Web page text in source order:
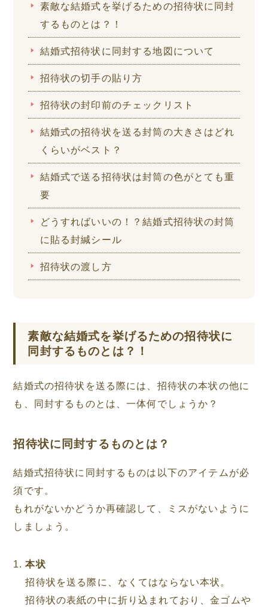
素敵な結婚式を挙げるための招待状に同封
するものとは？！
結婚式招待状に同封する地図について
招待状の切手の貼り方
招待状の封印前のチェックリスト
結婚式の招待状を送る封筒の大きさはどれ
くらいがベスト？
結婚式で送る招待状は封筒の色がとても重
要
どうすればいいの！？結婚式招待状の封筒
に貼る封緘シール
招待状の渡し方
素敵な結婚式を挙げるための招待状に
同封するものとは？！
結婚式の招待状を送る際には、招待状の本状の他に
も、同封するものとは、一体何でしょうか？
招待状に同封するものとは？
結婚式招待状に同封するものは以下のアイテムが必
須です。
もれがないかどうか再確認して、ミスがないように
しましょう。
本状
招待状を送る際に、なくてはならない本状。
招待状の表紙の中に折り込まれており、金ゴムや